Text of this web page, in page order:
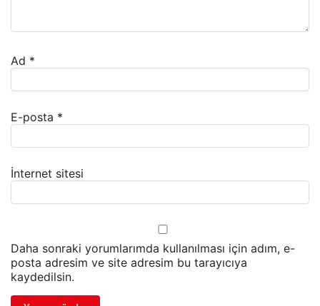
Ad *
E-posta *
İnternet sitesi
Daha sonraki yorumlarımda kullanılması için adım, e-
posta adresim ve site adresim bu tarayıcıya
kaydedilsin.